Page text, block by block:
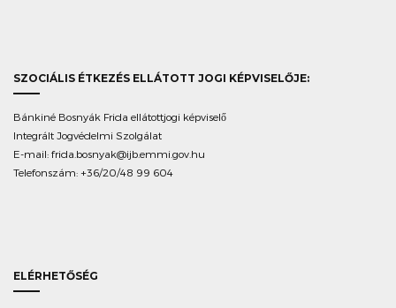
SZOCIÁLIS ÉTKEZÉS ELLÁTOTT JOGI KÉPVISELŐJE:
Bánkiné Bosnyák Frida ellátottjogi képviselő
Integrált Jogvédelmi Szolgálat
E-mail: frida.bosnyak@ijb.emmi.gov.hu
Telefonszám: +36/20/48 99 604
ELÉRHETŐSÉG